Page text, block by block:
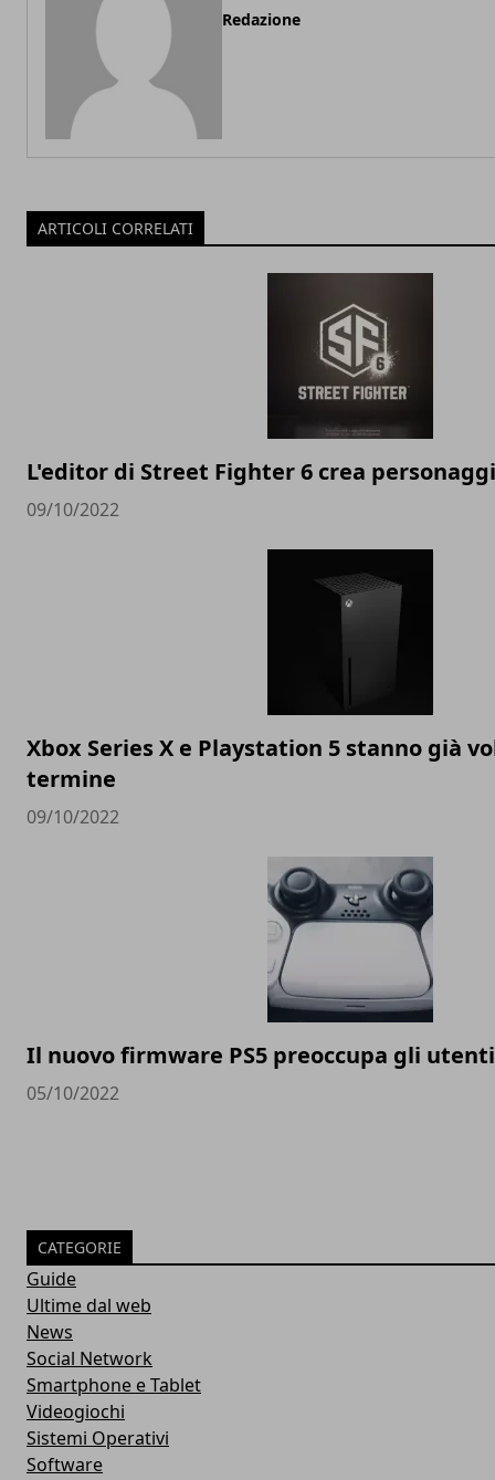
Redazione
ARTICOLI CORRELATI
L'editor di Street Fighter 6 crea
09/10/2022
Xbox Series X e Playstation 5 stanno già
termine
09/10/2022
Il nuovo firmware PS5 preoccupa gli utenti
05/10/2022
CATEGORIE
Guide
Ultime dal web
News
Social Network
Smartphone e Tablet
Videogiochi
Sistemi Operativi
Software